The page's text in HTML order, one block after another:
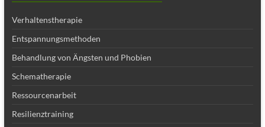
Verhaltenstherapie
Entspannungsmethoden
Behandlung von Ängsten und Phobien
Schematherapie
Ressourcenarbeit
Resilienztraining